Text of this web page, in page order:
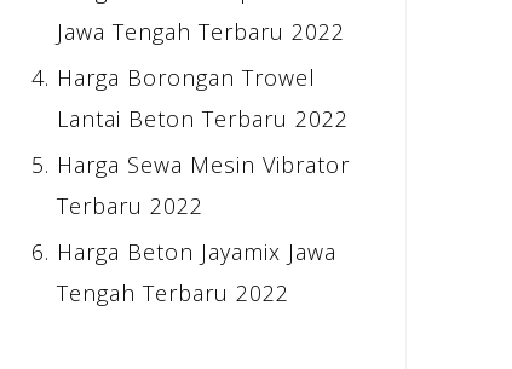
Jawa Tengah Terbaru 2022
Harga Borongan Trowel
Lantai Beton Terbaru 2022
Harga Sewa Mesin Vibrator
Terbaru 2022
Harga Beton Jayamix Jawa
Tengah Terbaru 2022